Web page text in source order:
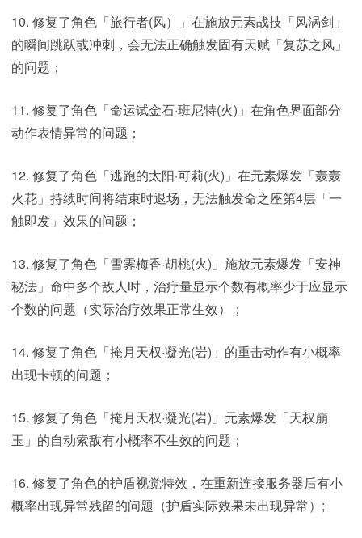
10. 修复了角色「旅行者(风）」在施放元素战技「风涡剑」
的瞬间跳跃或冲刺，会无法正确触发固有天赋「复苏之风」
的问题；
11. 修复了角色「命运试金石·班尼特(火)」在角色界面部分
动作表情异常的问题；
12. 修复了角色「逃跑的太阳·可莉(火)」在元素爆发「轰轰
火花」持续时间将结束时退场，无法触发命之座第4层「一
触即发」效果的问题；
13. 修复了角色「雪霁梅香·胡桃(火)」施放元素爆发「安神
秘法」命中多个敌人时，治疗量显示个数有概率少于应显示
个数的问题（实际治疗效果正常生效）；
14. 修复了角色「掩月天权·凝光(岩)」的重击动作有小概率
出现卡顿的问题；
15. 修复了角色「掩月天权·凝光(岩)」元素爆发「天权崩
玉」的自动索敌有小概率不生效的问题；
16. 修复了角色的护盾视觉特效，在重新连接服务器后有小
概率出现异常残留的问题（护盾实际效果未出现异常）;